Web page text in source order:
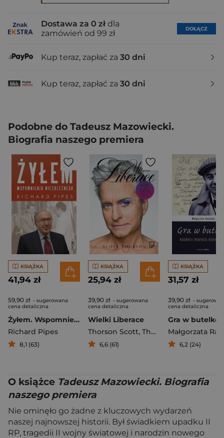
Dostawa za 0 zł dla
zamówień od 99 zł
DOŁĄCZ
Kup teraz, zapłać za 30 dni
Kup teraz, zapłać za 30 dni
Podobne do Tadeusz Mazowiecki.
Biografia naszego premiera
KSIĄŻKA
41,94 zł
59,90 zł - sugerowana
cena detaliczna
Żyłem. Wspomnienia niezależnego
Richard Pipes
8,1 (63)
KSIĄŻKA
25,94 zł
39,90 zł - sugerowana
cena detaliczna
Wielki Liberace
Thorson Scott, Thorleifson Alex
6,6 (61)
KSIĄŻKA
31,57 zł
39,90 zł -
cena detaliczna
6,2 (24)
O książce Tadeusz Mazowiecki. Biografia
naszego premiera
Nie ominęło go żadne z kluczowych wydarzeń
naszej najnowszej historii. Był świadkiem upadku II
RP, tragedii II wojny światowej i narodzin nowego